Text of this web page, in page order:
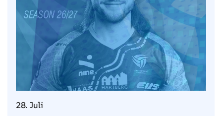
28. Juli